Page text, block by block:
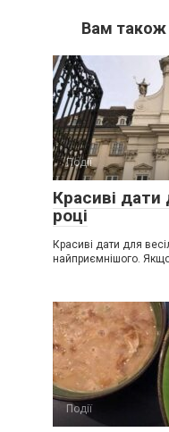
Вам
Події
Красиві дати
році
Красиві дати для
найприємнішого.
Події